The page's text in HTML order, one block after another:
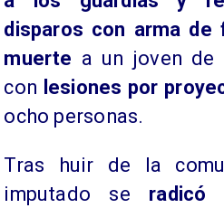
disparos con arma de
muerte a un joven de
con lesiones por
ocho personas.
Tras huir de la
imputado se radicó